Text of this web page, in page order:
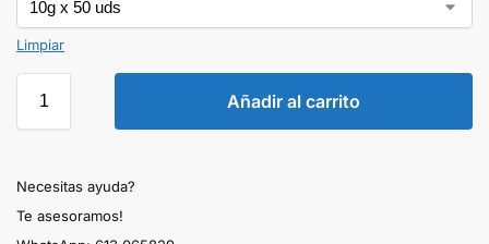
Limpiar
Añadir al carrito
Necesitas ayuda?
Te asesoramos!